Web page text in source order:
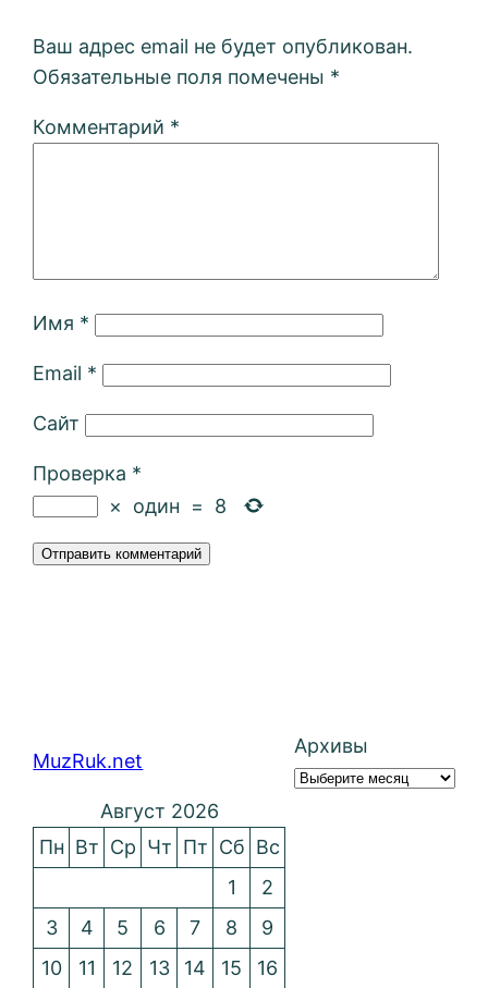
Ваш адрес email не будет опубликован.
Обязательные поля помечены *
Комментарий *
Имя *
Email *
Сайт
Проверка *
×
один = 8
MuzRuk.net
Архивы
Август 2026
Пн Вт Ср Чт Пт Сб Вс
1
2
3
4 5 6 7 8
9
10
11 12 13 14 15 16